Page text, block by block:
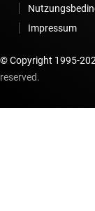
Impressum
© Copyright 1995-
reserved.